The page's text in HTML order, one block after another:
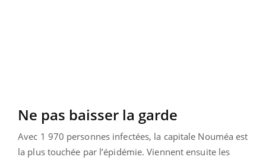
Ne pas baisser la garde
Avec 1 970 personnes infectées, la capitale Nouméa est
la plus touchée par l’épidémie. Viennent ensuite les